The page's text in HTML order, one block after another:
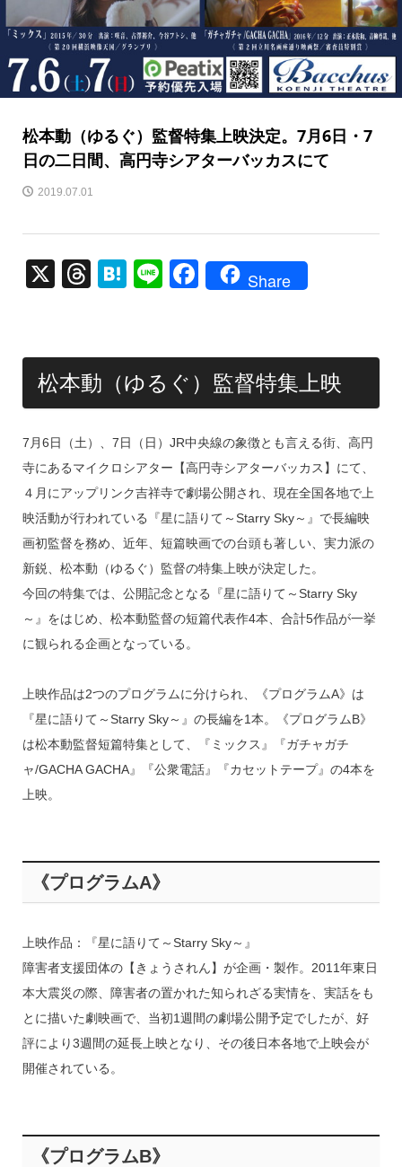
松本動（ゆるぐ）監督特集上映決定。7月6日・7
日の二日間、高円寺シアターバッカスにて
2019.07.01
X
T
a
d
s
H
n
a
Li
F
e
b
o
o
k
Share
松本動（ゆるぐ）監督特集上映
7月6日（土）、7日（日）JR中央線の象徴とも言える街、高円
寺にあるマイクロシアター【高円寺シアターバッカス】にて、
４月にアップリンク吉祥寺で劇場公開され、現在全国各地で上
映活動が行われている『星に語りて～Starry Sky～』で長編映
画初監督を務め、近年、短篇映画での台頭も著しい、実力派の
新鋭、松本動（ゆるぐ）監督の特集上映が決定した。
今回の特集では、公開記念となる『星に語りて～Starry Sky
～』をはじめ、松本動監督の短篇代表作4本、合計5作品が一挙
に観られる企画となっている。
上映作品は2つのプログラムに分けられ、《プログラムA》は
『星に語りて～Starry Sky～』の長編を1本。《プログラムB》
は松本動監督短篇特集として、『ミックス』『ガチャガチ
ャ/GACHA GACHA』『公衆電話』『カセットテープ』の4本を
上映。
《プログラムA》
上映作品：『星に語りて～Starry Sky～』
障害者支援団体の【きょうされん】が企画・製作。2011年東日
本大震災の際、障害者の置かれた知られざる実情を、実話をも
とに描いた劇映画で、当初1週間の劇場公開予定でしたが、好
評により3週間の延長上映となり、その後日本各地で上映会が
開催されている。
《プログラムB》